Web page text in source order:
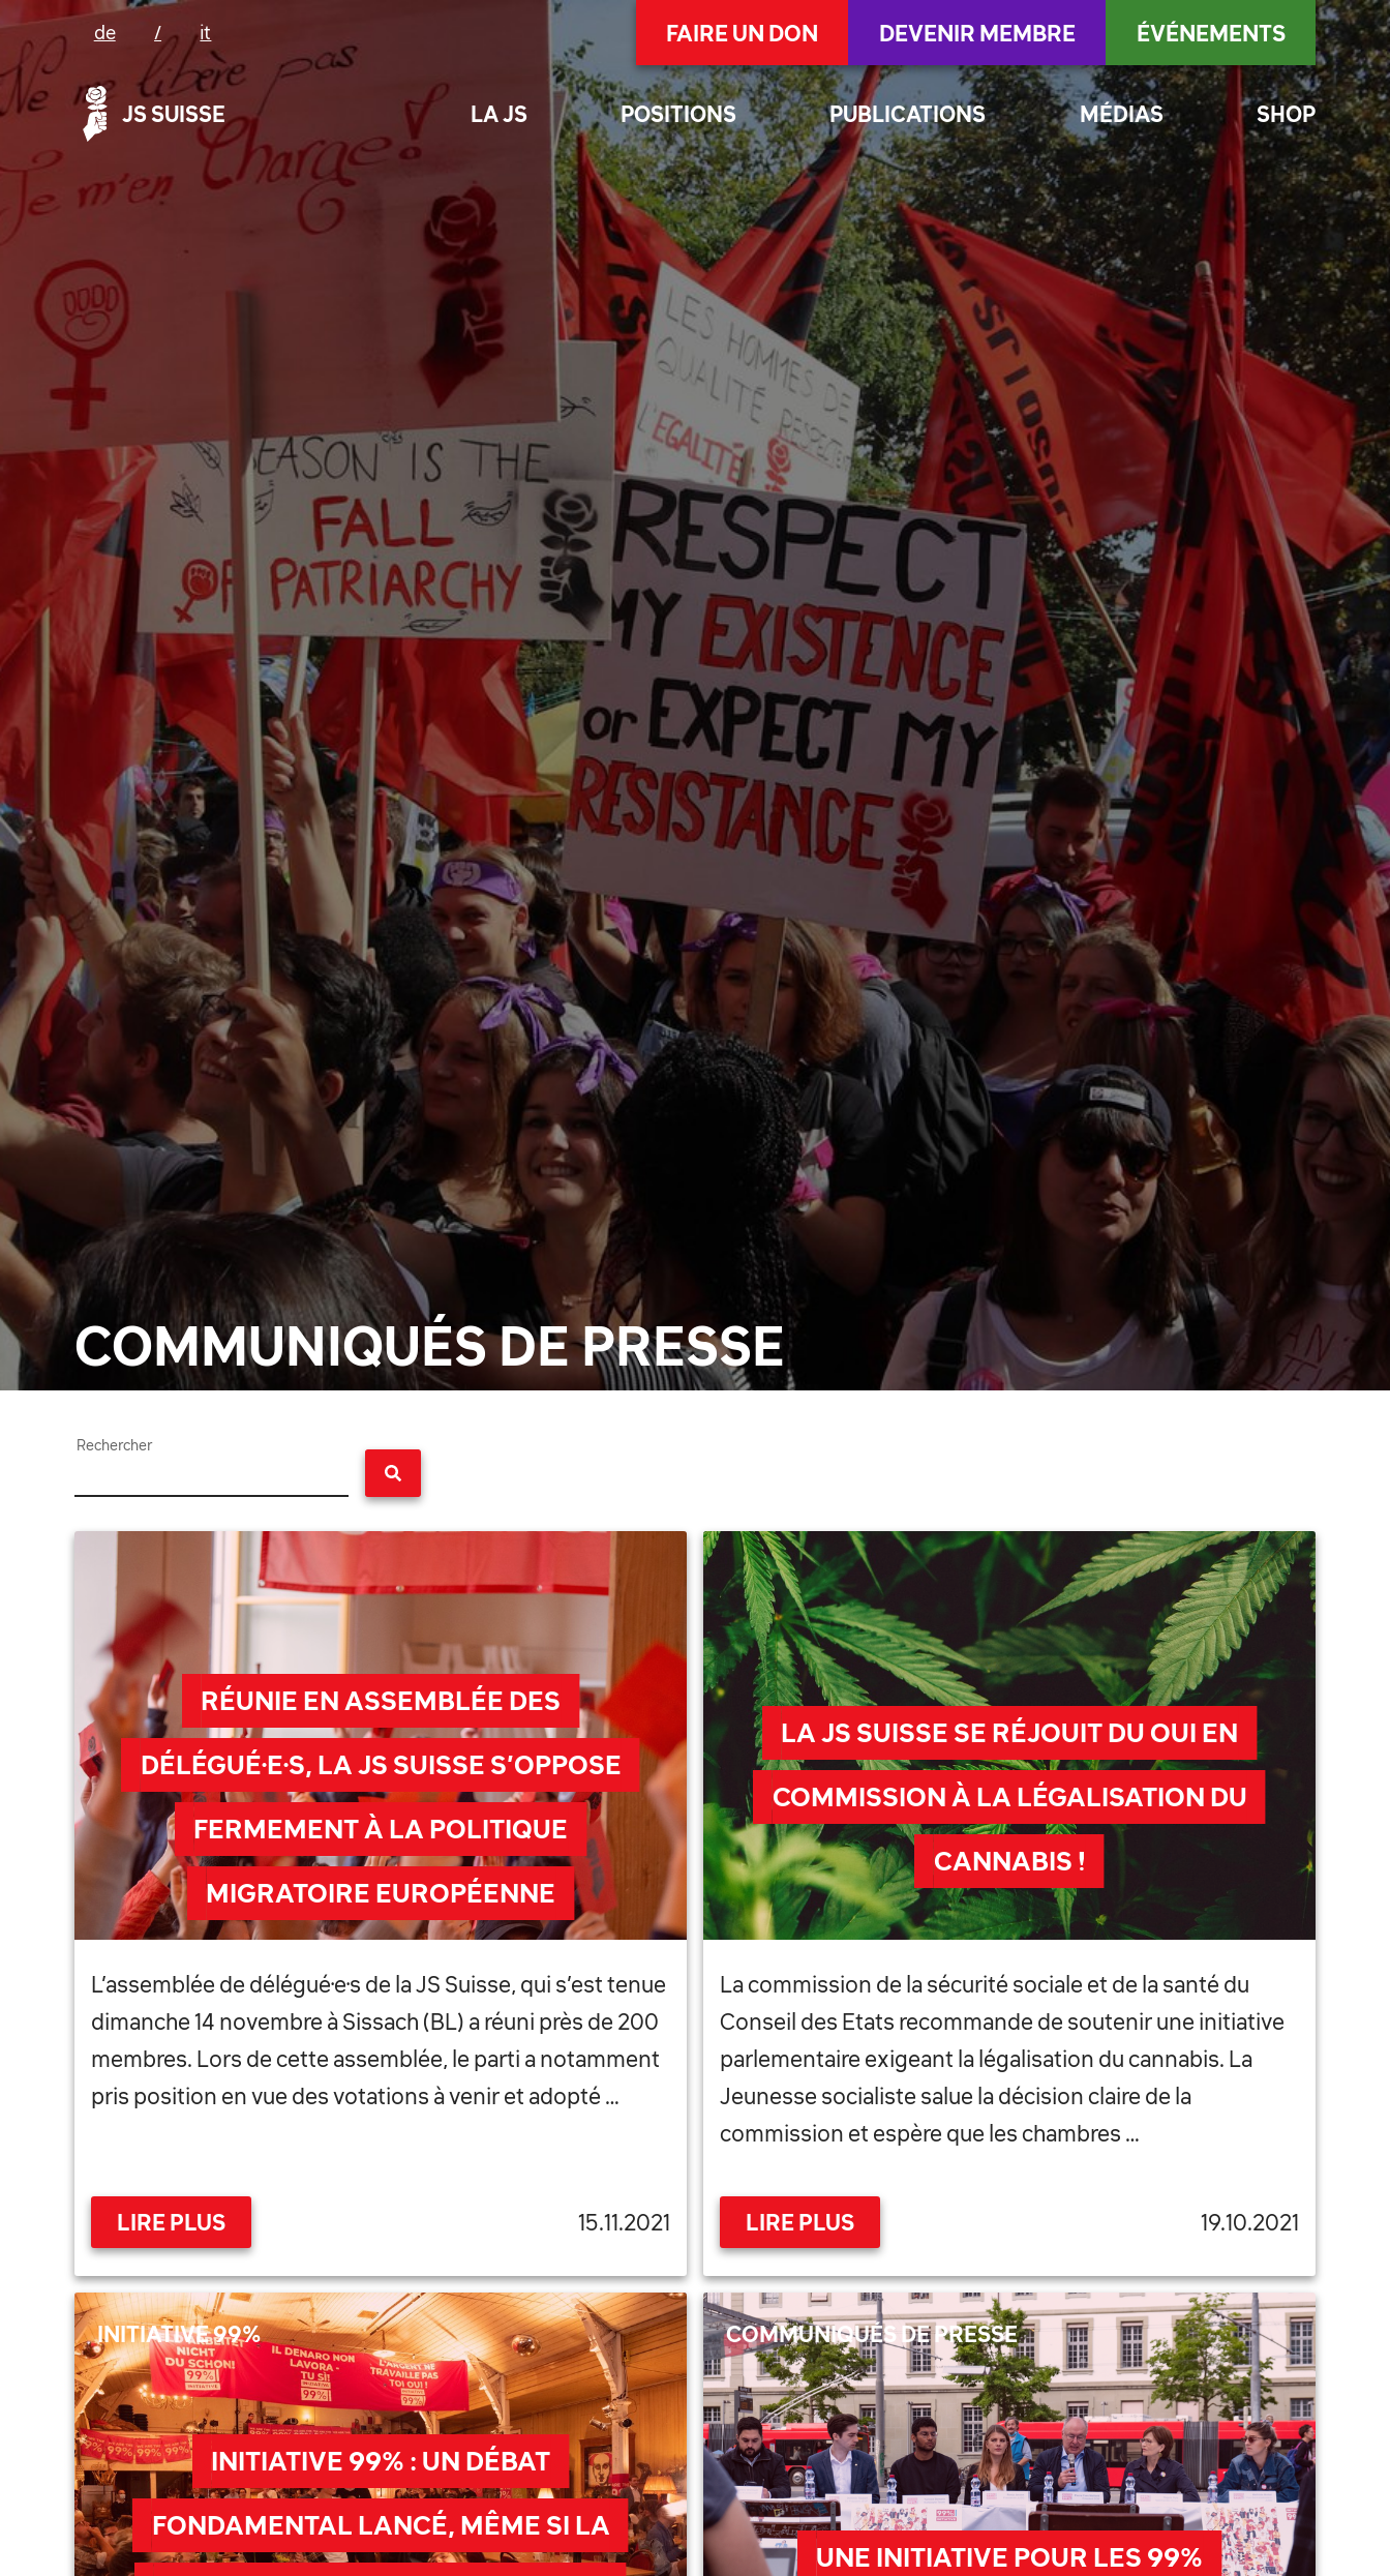
JS SUISSE LA JS POSITIONS PUBLICATIONS MÉDIAS SHOP
de / it FAIRE UN DON DEVENIR MEMBRE ÉVÉNEMENTS
COMMUNIQUÉS DE PRESSE
Rechercher
RÉUNIE EN ASSEMBLÉE DES
DÉLÉGUÉ·E·S, LA JS SUISSE S’OPPOSE
FERMEMENT À LA POLITIQUE
MIGRATOIRE EUROPÉENNE
L’assemblée de délégué·e·s de la JS Suisse, qui s’est tenue
dimanche 14 novembre à Sissach (BL) a réuni près de 200
membres. Lors de cette assemblée, le parti a notamment
pris position en vue des votations à venir et adopté …
LIRE PLUS 15.11.2021
LA JS SUISSE SE RÉJOUIT DU OUI EN
COMMISSION À LA LÉGALISATION DU
CANNABIS !
La commission de la sécurité sociale et de la santé du
Conseil des Etats recommande de soutenir une initiative
parlementaire exigeant la légalisation du cannabis. La
Jeunesse socialiste salue la décision claire de la
commission et espère que les chambres …
LIRE PLUS 19.10.2021
INITIATIVE 99% : UN DÉBAT
FONDAMENTAL LANCÉ, MÊME SI LA
INITIATIVE 99%
UNE INITIATIVE POUR LES 99%
COMMUNIQUÉS DE PRESSE